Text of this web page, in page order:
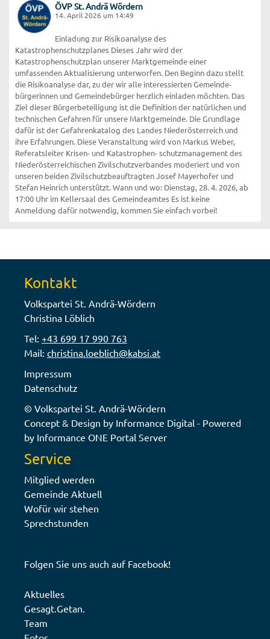
ÖVP St. Andrä Wördern
14. April 2026 um 14:49
Einladung zur Risikoanalyse des
Katastrophenschutzplanes Dieses Jahr wird der
Katastrophenschutzplan unserer Marktgemeinde einer
umfassenden Aktualisierung unterworfen. Den Beginn dazu stellt
die Risikoanalyse dar, zu der wir alle interessierten Gemeinde-
bürgerinnen und Gemeindebürger herzlich einladen möchten. Das
Ziel dieser Bürgerbeteiligung ist die Definition der natürlichen und
technischen Gefahren für unsere Marktgemeinde. Die Grundlage
dafür ist der Gefahrenkatalog des Landes Niederösterreich und
ihre Erfahrungen. Diese Veranstaltung wird von Markus Weber,
Referatsleiter Krisen- und Katastrophen- schutzmanagement des
Niederösterreichischen Zivilschutzverbandes moderiert und von
unseren beiden Zivilschutzbeauftragten Josef Mayerhofer und
Stefan Heinrich unterstützt. Wann und wo: Dienstag, 28. 4. 2026, ab
17:00 Uhr im Kellersaal des Gemeindeamtes Es ist keine
Anmeldung dafür notwendig, kommen Sie einfach vorbei!
Kontakt
Volkspartei St. Andrä-Wördern
Christina Löblich
Tel: +43 699 17 990 763
Mail: christina.loeblich@kabsi.at
Impressum
Datenschutz
© Volkspartei St. Andrä-Wördern
Concept & Design by Informance Digital - Powered
by Informance ONE Portal Server
Service
Mitglied werden
Gemeinde Aktuell
Wofür wir stehen
Sprechstunden
Folgen Sie uns auch auf Facebook!
Aktuelles
Gesagt.Getan.
Team